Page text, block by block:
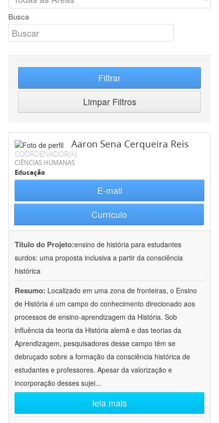
Busca
Filtrar
Limpar Filtros
Aaron Sena Cerqueira Reis
COORDENADOR(A)
CIÊNCIAS HUMANAS
Educação
E-mail
Currículo
Título do Projeto:ensino de história para estudantes
surdos: uma proposta inclusiva a partir da consciência
histórica
Resumo: Localizado em uma zona de fronteiras, o Ensino
de História é um campo do conhecimento direcionado aos
processos de ensino-aprendizagem da História. Sob
influência da teoria da História alemã e das teorias da
Aprendizagem, pesquisadores desse campo têm se
debruçado sobre a formação da consciência histórica de
estudantes e professores. Apesar da valorização e
incorporação desses sujei...
leia mais